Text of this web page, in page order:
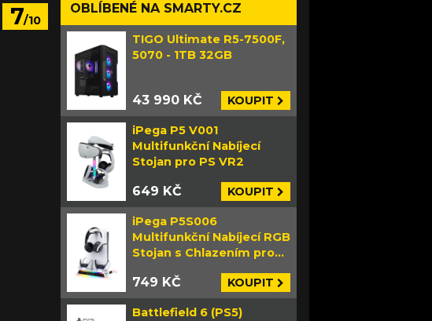
7/10
OBLÍBENÉ NA SMARTY.CZ
TIGO Ultimate R5-7500F,
5070 - 1TB 32GB
43 990 KČ KOUPIT
iPega P5 V001
Multifunkční Nabíjecí
Stojan pro PS VR2
649 KČ KOUPIT
iPega P5S006
Multifunkční Nabíjecí RGB
Stojan s Chlazením pro
749 KČ KOUPIT
Battlefield 6 (PS5)